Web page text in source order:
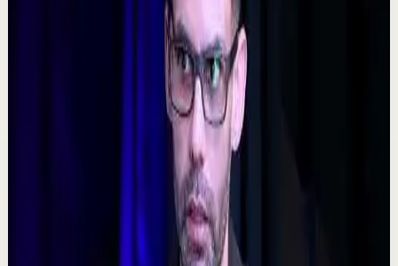
Video estándar
𝐓𝐨𝐦𝐚 𝐥𝐚𝐬 𝐝𝐞𝐜𝐢𝐬𝐢𝐨𝐧𝐞𝐬 𝐝𝐢𝐟í𝐜𝐢𝐥𝐞𝐬 - Poderoso Discurso
Chispa Motivation Español•7 ago
Subscríbete para más motivación. Nuevos videos
semanales. @chispamotivationespanol Las decisiones
difíciles son las que forjan el carácter. En es...